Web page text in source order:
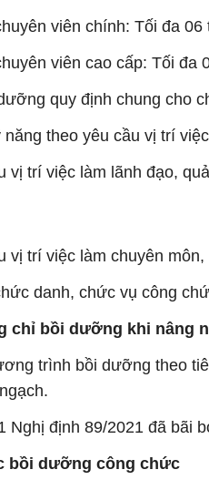
viên chính: Tối đa 06
viên cao cấp: Tối đa
quy định chung cho
theo yêu cầu vị trí
vị trí việc làm lãnh đạo,
vị trí việc làm chuyên
danh, chức vụ công
chỉ bồi dưỡng khi nâng
trình bồi dưỡng theo
Nghị định 89/2021 đã bãi
bồi dưỡng công chức